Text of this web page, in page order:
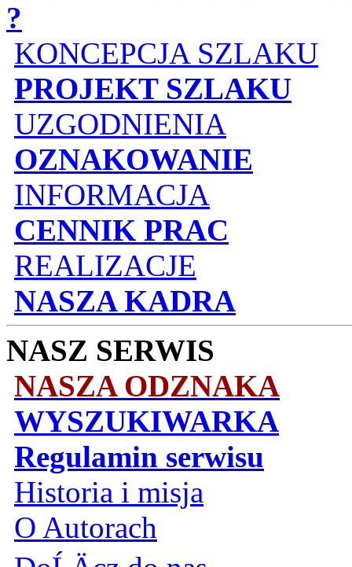
?
KONCEPCJA SZLAKU
PROJEKT SZLAKU
UZGODNIENIA
OZNAKOWANIE
INFORMACJA
CENNIK PRAC
REALIZACJE
NASZA KADRA
NASZ SERWIS
NASZA ODZNAKA
WYSZUKIWARKA
Regulamin serwisu
Historia i misja
O Autorach